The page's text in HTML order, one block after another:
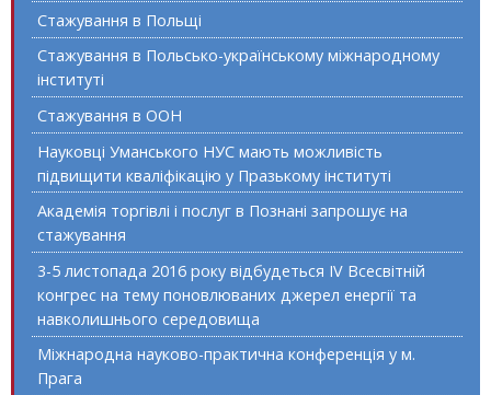
Стажування в Польщі
Стажування в Польсько-українському міжнародному
інституті
Стажування в ООН
Науковці Уманського НУС мають можливість
підвищити кваліфікацію у Празькому інституті
Академія торгівлі і послуг в Познані запрошує на
стажування
3-5 листопада 2016 року відбудеться IV Всесвітній
конгрес на тему поновлюваних джерел енергії та
навколишнього середовища
Міжнародна науково-практична конференція у м.
Прага